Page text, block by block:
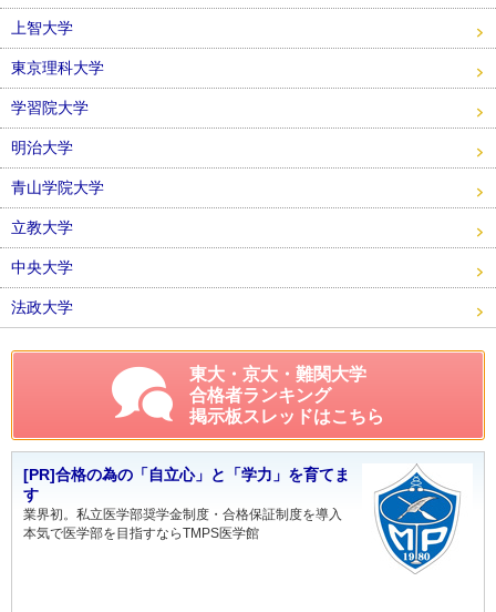
上智大学
東京理科大学
学習院大学
明治大学
青山学院大学
立教大学
中央大学
法政大学
東大・京大・難関大学
合格者ランキング
掲示板スレッドはこちら
[PR]合格の為の「自立心」と「学力」を育てま
す
業界初。私立医学部奨学金制度・合格保証制度を導入
本気で医学部を目指すならTMPS医学館